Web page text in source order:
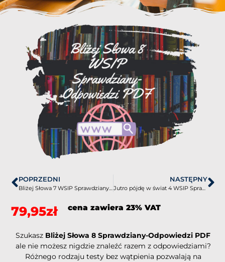
POPRZEDNI
Bliżej Słowa 7 WSIP Sprawdziany-Odpowiedzi PDF
NASTĘPNY
Jutro pójdę w świat 4 WSIP Sprawdziany-Odpowiedzi PDF
79,95zł cena zawiera 23% VAT
Szukasz Bliżej Słowa 8 Sprawdziany-Odpowiedzi PDF
ale nie możesz nigdzie znaleźć razem z odpowiedziami?
Różnego rodzaju testy bez wątpienia pozwalają na